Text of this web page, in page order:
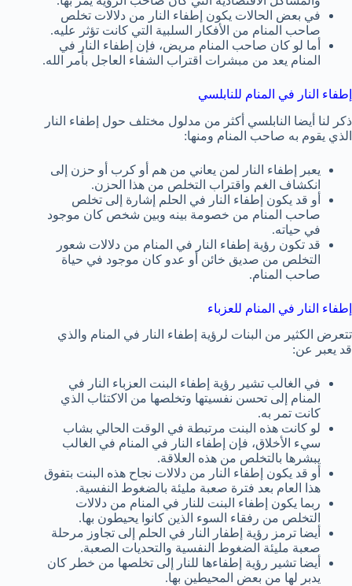
في بعض الحالات يكون إطفاء النار من دلالات تخلص
صاحب المنام من الأفكار السلبية التي كانت تؤثر عليه.
أما لو كان صاحب المنام مريض، فإن إطفاء النار في
المنام يعد من مبشرات اقتراب الشفاء العاجل بأمر الله.
إطفاء النار في المنام للنابلسي
ذكر لنا أيضا النابلسي أكثر من مدلول مختلف حول إطفاء النار
الذي يقوم به صاحب المنام ومنها:
يعبر إطفاء النار لمن يعاني من هم أو كرب أو حزن إلى
انكشاف الغم واقتراب التخلص من هذا الحزن.
أو قد يكون إطفاء النار في الحلم إشارة إلى تخلص
صاحب المنام من خصومة بينه وبين شخص كان موجود
في حياته.
قد تكون رؤية إطفاء النار في المنام من دلالات شعور
التخلص من صديق خائن أو عدو كان موجود في حياة
صاحب المنام.
إطفاء النار في المنام للعزباء
تتعرض الكثير من البنات لرؤية إطفاء النار في المنام والذي
قد يعبر عن:
في الغالب تشير رؤية إطفاء البنت العزباء النار في
المنام إلى تحسن نفسيتها وتخلصها من الاكتئاب الذي
كانت تمر به.
لو كانت هذه البنت مرتبطة في الوقت الحالي بشاب
سيء الأخلاق، فإن إطفاء النار في المنام في الغالب
يبشرها بالتخلص من هذه العلاقة.
أو قد يكون إطفاء النار من دلالات نجاح هذه البنت بتفوق
هذا العام بعد فترة صعبة مليئة بالضغوط النفسية.
ربما يكون إطفاء البنت للنار في المنام من دلالات
التخلص من رفقاء السوء الذين كانوا يحيطون بها.
أيضا ترمز رؤية إطفار النار في الحلم إلى تجاوز مرحلة
صعبة مليئة الضغوط النفسية والتحديات الصعبة.
أيضا تشير رؤية إطفاءها للنار إلى تخلصها من خطر كان
يدبر لها من بعض المحيطين بها.